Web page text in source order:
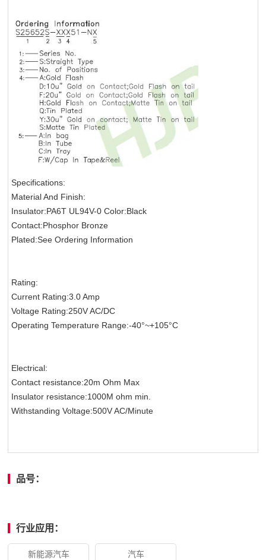
Specifications:
Material And Finish:
Insulator:PA6T UL94V-0 Color:Black
Contact:Phosphor Bronze
Plated:See Ordering Information
Rating:
Current Rating:3.0 Amp
Voltage Rating:250V AC/DC
Operating Temperature Range:-40°~+105°C
Electrical:
Contact resistance:20m Ohm Max
Insulator resistance:1000M ohm min.
Withstanding Voltage:500V AC/Minute
品号：
行业应用：
新能源汽车 汽车